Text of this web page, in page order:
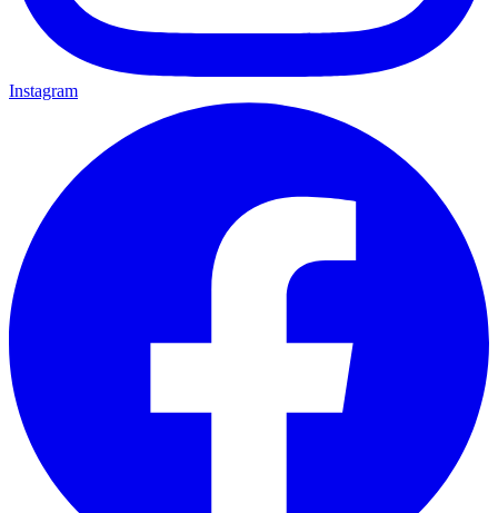
Instagram